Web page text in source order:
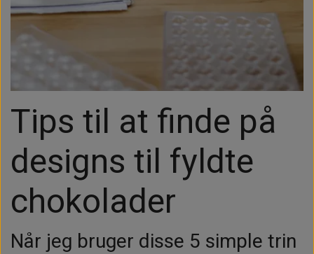
Tips til at finde på
designs til fyldte
chokolader
Når jeg bruger disse 5 simple trin